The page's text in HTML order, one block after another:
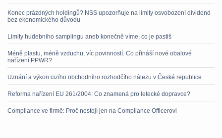
Konec prázdných holdingů? NSS upozorňuje na limity osvobození dividend
bez ekonomického důvodu
Limity hudebního samplingu aneb konečně víme, co je pastiš
Méně plastu, méně vzduchu, víc povinností. Co přináší nové obalové
nařízení PPWR?
Uznání a výkon cizího obchodního rozhodčího nálezu v České republice
Reforma nařízení EU 261/2004: Co znamená pro letecké dopravce?
Compliance ve firmě: Proč nestojí jen na Compliance Officerovi